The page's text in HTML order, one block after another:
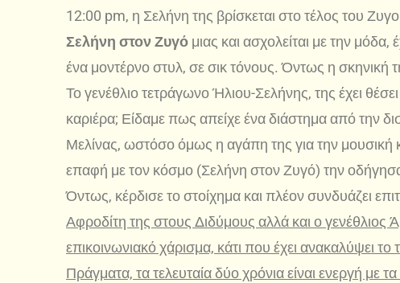
12:00 pm, η Σελήνη της βρίσκεται στο τέλος του
Σελήνη στον Ζυγό μιας και ασχολείται με την
ένα μοντέρνο στυλ, σε σικ τόνους. Όντως η σκηνική
Το γενέθλιο τετράγωνο Ήλιου-Σελήνης, της έχει
καριέρα; Είδαμε πως απείχε ένα διάστημα από την
Μελίνας, ωστόσο όμως η αγάπη της για την μουσική
επαφή με τον κόσμο (Σελήνη στον Ζυγό) την
Όντως, κέρδισε το στοίχημα και πλέον συνδυάζει
Αφροδίτη της στους Διδύμους αλλά και ο γενέθλιος
επικοινωνιακό χάρισμα, κάτι που έχει ανακαλύψει το
Πράγματα, τα τελευταία δύο χρόνια είναι ενεργή με